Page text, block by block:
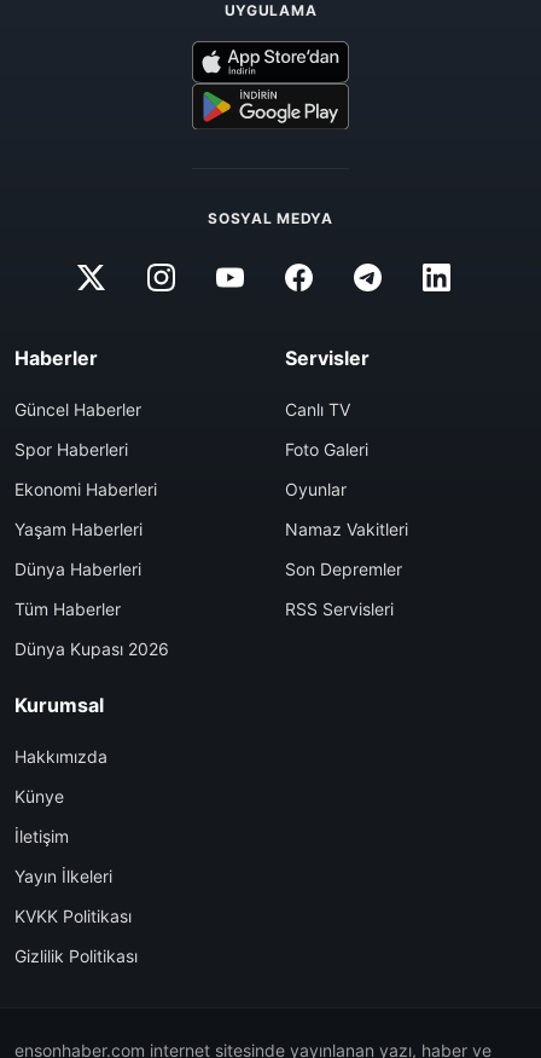
UYGULAMA
SOSYAL MEDYA
Haberler
Güncel Haberler
Spor Haberleri
Ekonomi Haberleri
Yaşam Haberleri
Dünya Haberleri
Tüm Haberler
Dünya Kupası 2026
Servisler
Canlı TV
Foto Galeri
Oyunlar
Namaz Vakitleri
Son Depremler
RSS Servisleri
Kurumsal
Hakkımızda
Künye
İletişim
Yayın İlkeleri
KVKK Politikası
Gizlilik Politikası
ensonhaber.com internet sitesinde yayınlanan yazı, haber ve